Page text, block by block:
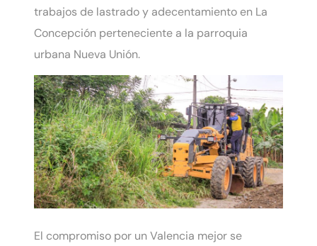
trabajos de lastrado y adecentamiento en La
Concepción perteneciente a la parroquia
urbana Nueva Unión.
El compromiso por un Valencia mejor se